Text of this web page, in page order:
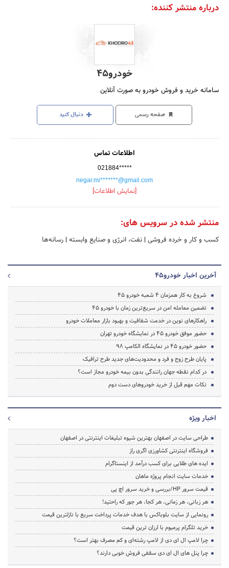
درباره منتشر کننده:
خودرو45
سامانه خرید و فروش خودرو به صورت آنلاین
صفحه رسمی دنبال کنید
اطلاعات تماس
021884*****
negar.mi*******@gmail.com
[نمایش اطلاعات]
منتشر شده در سرویس های:
کسب و کار و خرده فروشی | نفت، انرژی و صنایع وابسته | رسانه‌ها
آخرین اخبار خودرو45
شروع به کار همزمان ۴ شعبه خودرو 45
تضمین معامله امن در سریع‌ترین زمان با خودرو 45
راهکارهای نوین در خدمت شفافیت و بهبود بازار معاملات خودرو
حضور موفق خودرو 45 در نمایشگاه خودرو تهران
حضور خودرو 45 در نمایشگاه الکامپ 98
پایان طرح زوج و فرد و محدودیت‌های جدید طرح ترافیک
در کدام نقطه جهان رانندگی بدون بیمه خودرو مجاز است؟
نکات مهم قبل از خرید خودروهای دست دوم
اخبار ویژه
طراحی سایت در اصفهان بهترین شیوه تبلیغات اینترنتی در اصفهان
فروشگاه اینترنتی کشاورزی اگری راز
ایده های طلایی برای کسب درآمد از اینستاگرام
خدمات سایت انجام پروژه ماهان
قیمت سرور HP/بررسی و خرید سرور اچ پی
هر زبانی، هر زمانی، هر کجا، هر جور که راحتید!
رونمایی از سایت بلوباکس با هدف خدمات پرداخت سریع با نازلترین قیمت
خرید تلگرام پرمیوم با ارزان ترین قیمت
چرا لامپ ال ای دی از لامپ رشته‌ای و کم مصرف بهتر است؟
چرا پنل های ال ای دی سقفی فروش خوبی دارند؟